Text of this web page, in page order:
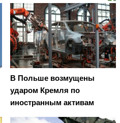
В Польше возмущены
ударом Кремля по
иностранным активам